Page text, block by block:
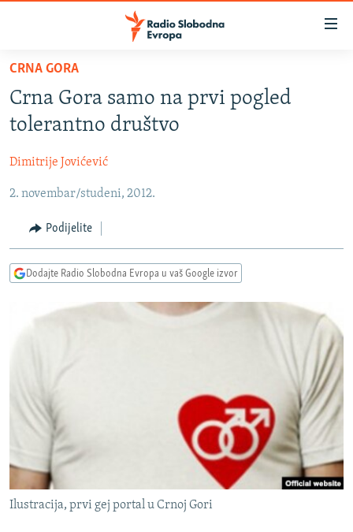
Pređite
glavni
sadržaj
na
navigaciju
Pređite
pretragu
BOSNA I HERCEGOVINA
KOSOVO
CRNA GORA
VIZUELNO
FOTOGALERIJE
INFOGRAFIKE
PODCASTI
RAT U UKRAJINI
KINA NA BALKANU
ISPRIČAJ MI
DNEVNO@RSE
SPECIJALI RSE
VIŠE OD NASLOVA
GENOCID U SREBRENICI
POPLAVE I KLIZIŠTA U BIH 2024.
PRATITE NAS
CRNA GORA
Crna Gora samo na prvi pogled
tolerantno društvo
Dimitrije Jovićević
2. novembar/studeni, 2012.
Podijelite
Dodajte Radio Slobodna Evropa u vaš Google izvor
Ilustracija, prvi gej portal u Crnoj Gori